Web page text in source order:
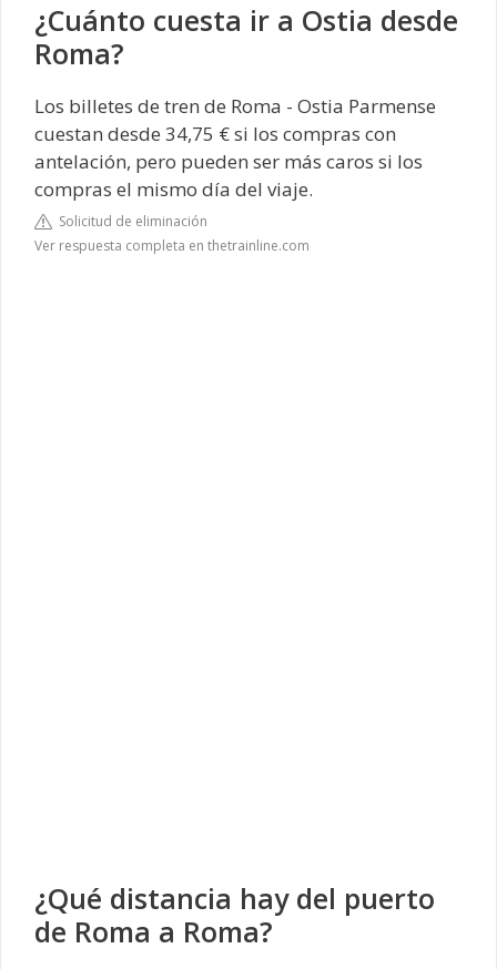
¿Cuánto cuesta ir a Ostia desde
Roma?
Los billetes de tren de Roma - Ostia Parmense
cuestan desde 34,75 € si los compras con
antelación, pero pueden ser más caros si los
compras el mismo día del viaje.
Solicitud de eliminación
Ver respuesta completa en thetrainline.com
¿Qué distancia hay del puerto
de Roma a Roma?